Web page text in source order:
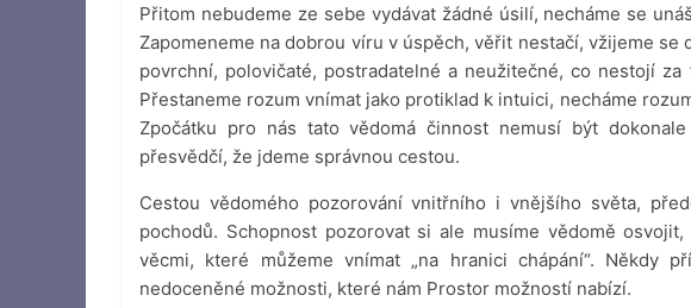
Přitom nebudeme ze sebe vydávat žádné úsilí, necháme se
Zapomeneme na dobrou víru v úspěch, věřit nestačí, vžijeme se
povrchní, polovičaté, postradatelné a neužitečné, co nestojí
Přestaneme rozum vnímat jako protiklad k intuici, necháme
Zpočátku pro nás tato vědomá činnost nemusí být
přesvědčí, že jdeme správnou cestou.
Cestou vědomého pozorování vnitřního i vnějšího světa,
pochodů. Schopnost pozorovat si ale musíme vědomě
věcmi, které můžeme vnímat „na hranici chápání“. Někdy
nedoceněné možnosti, které nám Prostor možností nabízí.